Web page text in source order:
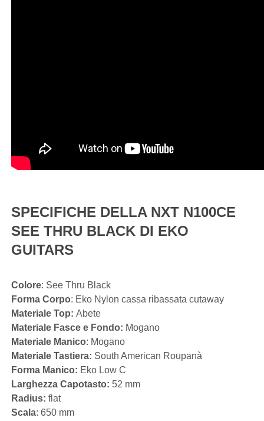
SPECIFICHE DELLA NXT N100CE
SEE THRU BLACK DI EKO
GUITARS
Colore: See Thru Black
Forma Corpo: Eko Nylon cassa ribassata cutaway
Materiale Top: Abete
Materiale Fasce e Fondo: Mogano
Materiale Manico: Mogano
Materiale Tastiera: South American Roupanà
Forma Manico: Eko Low C
Larghezza Capotasto: 52 mm
Radius: flat
Scala: 650 mm